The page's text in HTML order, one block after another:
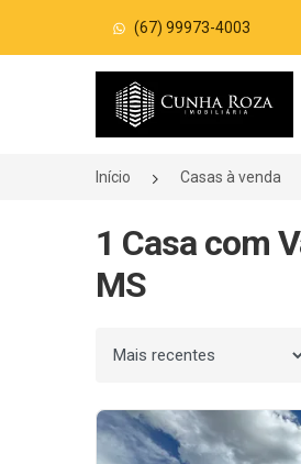
(67) 99973-4003
Página inicial
Início Casas à venda
1 Casa com
MS
Ordenar por